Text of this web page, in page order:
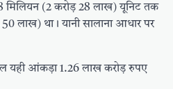
मिलियन (2 करोड़ 28 लाख) यूनिट तक
लाख) था। यानी सालाना आधार पर
यही आंकड़ा 1.26 लाख करोड़ रुपए